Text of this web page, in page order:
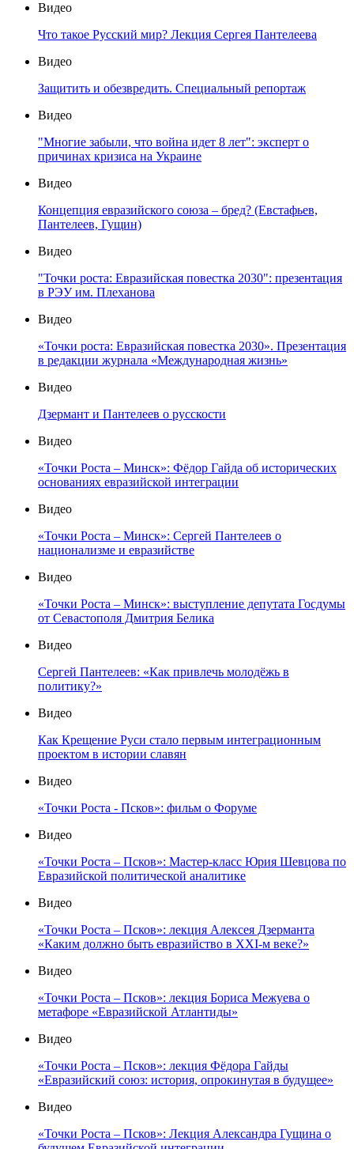
Видео
Что такое Русский мир? Лекция Сергея Пантелеева
Видео
Защитить и обезвредить. Специальный репортаж
Видео
"Многие забыли, что война идет 8 лет": эксперт о
причинах кризиса на Украине
Видео
Концепция евразийского союза – бред? (Евстафьев,
Пантелеев, Гущин)
Видео
"Точки роста: Евразийская повестка 2030": презентация
в РЭУ им. Плеханова
Видео
«Точки роста: Евразийская повестка 2030». Презентация
в редакции журнала «Международная жизнь»
Видео
Дзермант и Пантелеев о русскости
Видео
«Точки Роста – Минск»: Фёдор Гайда об исторических
основаниях евразийской интеграции
Видео
«Точки Роста – Минск»: Сергей Пантелеев о
национализме и евразийстве
Видео
«Точки Роста – Минск»: выступление депутата Госдумы
от Севастополя Дмитрия Белика
Видео
Сергей Пантелеев: «Как привлечь молодёжь в
политику?»
Видео
Как Крещение Руси стало первым интеграционным
проектом в истории славян
Видео
«Точки Роста - Псков»: фильм о Форуме
Видео
«Точки Роста – Псков»: Мастер-класс Юрия Шевцова по
Евразийской политической аналитике
Видео
«Точки Роста – Псков»: лекция Алексея Дзерманта
«Каким должно быть евразийство в XXI-м веке?»
Видео
«Точки Роста – Псков»: лекция Бориса Межуева о
метафоре «Евразийской Атлантиды»
Видео
«Точки Роста – Псков»: лекция Фёдора Гайды
«Евразийский союз: история, опрокинутая в будущее»
Видео
«Точки Роста – Псков»: Лекция Александра Гущина о